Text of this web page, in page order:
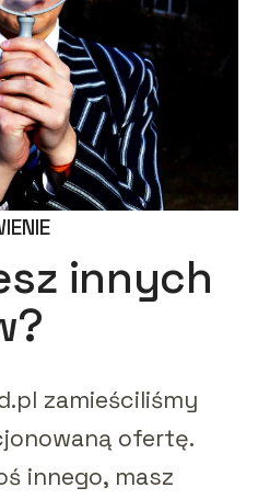
innych
zamieściliśmy
ofertę.
innego, masz